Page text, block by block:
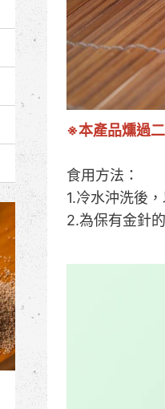
※本產品燻過
食用方法：
1.冷水沖洗後
2.為保有金針